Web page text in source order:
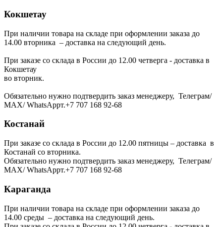
Кокшетау
При наличии товара на складе при оформлении заказа до
14.00 вторника – доставка на следующий день.
При заказе со склада в России до 12.00 четверга - доставка в
Кокшетау
во вторник.
Обязательно нужно подтвердить заказ менеджеру, Телеграм/
МАХ/ WhatsAppт.+7 707 168 92-68
Костанай
При заказе со склада в России до 12.00 пятницы – доставка в
Костанай со вторника.
Обязательно нужно подтвердить заказ менеджеру, Телеграм/
МАХ/ WhatsAppт.+7 707 168 92-68
Караганда
При наличии товара на складе при оформлении заказа до
14.00 среды – доставка на следующий день.